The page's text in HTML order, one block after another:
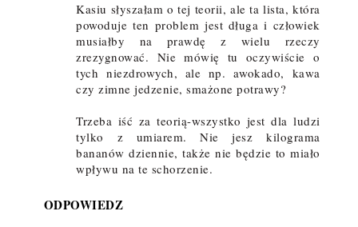
Kasiu słyszałam o tej teorii, ale ta lista, która
powoduje ten problem jest długa i człowiek
musiałby na prawdę z wielu rzeczy
zrezygnować. Nie mówię tu oczywiście o
tych niezdrowych, ale np. awokado, kawa
czy zimne jedzenie, smażone potrawy?
Trzeba iść za teorią-wszystko jest dla ludzi
tylko z umiarem. Nie jesz kilograma
bananów dziennie, także nie będzie to miało
wpływu na te schorzenie.
ODPOWIEDZ